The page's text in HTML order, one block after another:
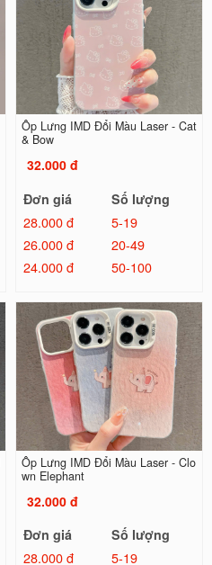
Ốp Lưng IMD Đổi Màu Laser - Cat
& Bow
32.000 đ
Đơn giá
Số lượng
28.000 đ
5-19
26.000 đ
20-49
24.000 đ
50-100
Ốp Lưng IMD Đổi Màu Laser - Clo
wn Elephant
32.000 đ
Đơn giá
Số lượng
28.000 đ
5-19